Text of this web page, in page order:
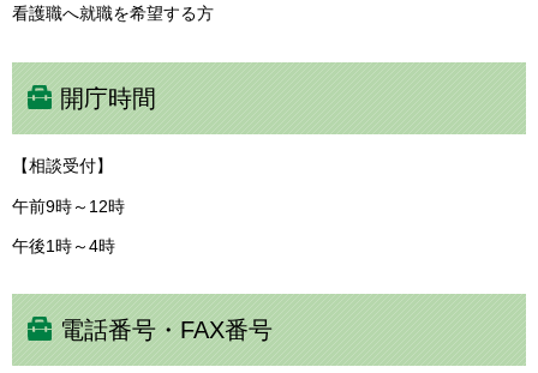
看護職へ就職を希望する方
開庁時間
【相談受付】
午前9時～12時
午後1時～4時
電話番号・FAX番号